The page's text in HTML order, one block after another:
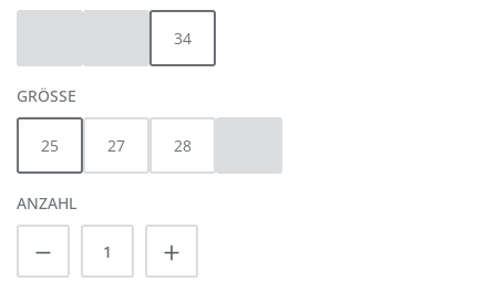
(Diese Option ist zurzeit nicht verfügbar.)
(Diese Option ist zurzeit nicht verfügbar.)
34
GRÖSSE
25 27 28
ANZAHL
Produkt Anzahl: Gib den gewünschten